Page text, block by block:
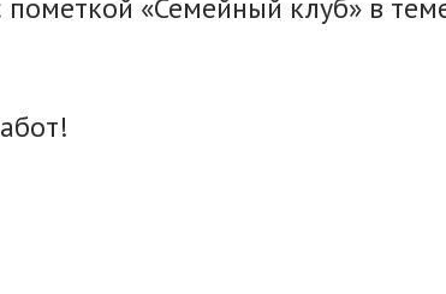
пометкой «Семейный клуб» в